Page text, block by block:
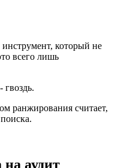
который не
всего лишь
гвоздь.
ранжирования считает,
аудит